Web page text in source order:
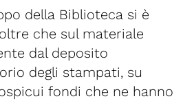
della Biblioteca si è
che sul materiale
dal deposito
degli stampati, su
fondi che ne hanno